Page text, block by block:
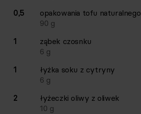
0,5
opakowania tofu naturalnego
90 g
1
ząbek czosnku
6 g
1
łyżka soku z cytryny
6 g
2
łyżeczki oliwy z oliwek
10 g